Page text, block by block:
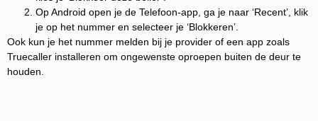
Op Android open je de Telefoon-app, ga je naar ‘Recent’, klik
je op het nummer en selecteer je ‘Blokkeren’.
Ook kun je het nummer melden bij je provider of een app zoals
Truecaller installeren om ongewenste oproepen buiten de deur te
houden.